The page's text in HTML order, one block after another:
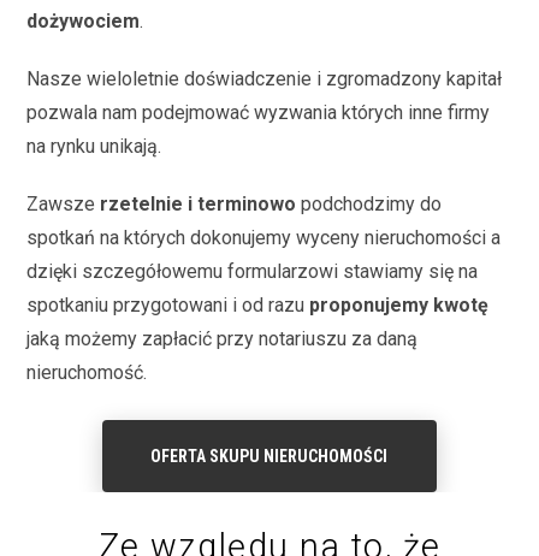
dożywociem.
Nasze wieloletnie doświadczenie i zgromadzony kapitał
pozwala nam podejmować wyzwania których inne firmy
na rynku unikają.
Zawsze rzetelnie i terminowo podchodzimy do
spotkań na których dokonujemy wyceny nieruchomości a
dzięki szczegółowemu formularzowi stawiamy się na
spotkaniu przygotowani i od razu proponujemy kwotę
jaką możemy zapłacić przy notariuszu za daną
nieruchomość.
OFERTA SKUPU NIERUCHOMOŚCI
Ze względu na to, że